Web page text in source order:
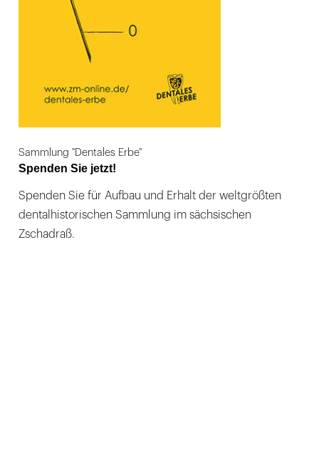
Sammlung "Dentales Erbe"
Spenden Sie jetzt!
Spenden Sie für Aufbau und Erhalt der weltgrößten
dentalhistorischen Sammlung im sächsischen
Zschadraß.